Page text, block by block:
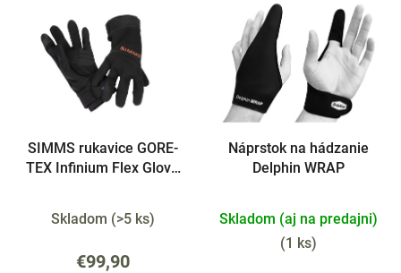
SIMMS rukavice GORE-
TEX Infinium Flex Glove
Skladom (>5 ks)
€99,90
Náprstok na hádzanie
Delphin WRAP
Skladom (aj na predajni)
(1 ks)